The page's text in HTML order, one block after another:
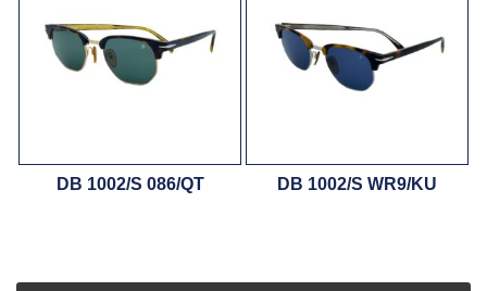
DB 1002/S 086/QT DB 1002/S WR9/KU